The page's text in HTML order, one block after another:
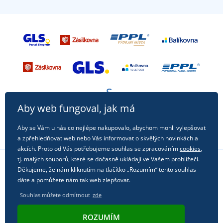
Sledujte nás na sociálních sítích
Aby web fungoval, jak má
Aby se Vám u nás co nejlépe nakupovalo, abychom mohli vylepšovat
a zpřehledňovat web nebo Vás informovat o skvělých novinkách a
akcích. Proto od Vás potřebujeme souhlas se zpracovánímcookies,
tj. malých souborů, které se dočasně ukládají ve Vašem prohlížeči.
Děkujeme, že nám kliknutím na tlačítko „Rozumím“ tento souhlas
dáte a pomůžete nám tak web zlepšovat.
Souhlas můžete odmítnout zde
ROZUMÍM